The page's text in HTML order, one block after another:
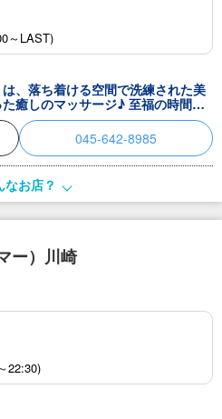
～LAST)
、落ち着ける空間で洗練された美
癒しのマッサージ♪ 至福の時間を
ュしてください。 本日も元気に営
多数出勤中です！ 今ならネット特
ステムページにご覧になってくだ
045-642-8985
なお店？
ー）川崎
22:30)